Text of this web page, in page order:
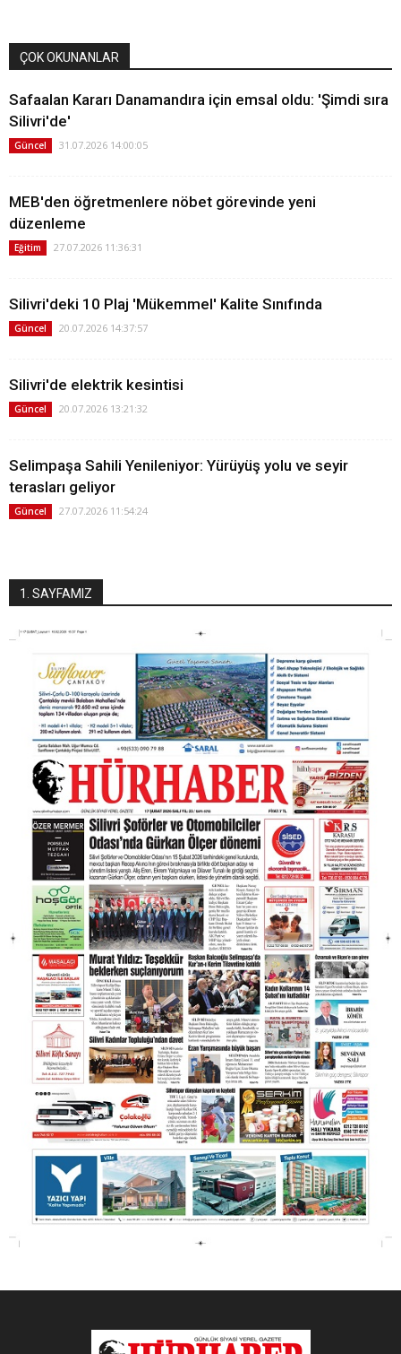
ÇOK OKUNANLAR
Safaalan Kararı Danamandıra için emsal oldu: 'Şimdi sıra
Silivri'de'
Güncel 31.07.2026 14:00:05
MEB'den öğretmenlere nöbet görevinde yeni
düzenleme
Eğitim 27.07.2026 11:36:31
Silivri'deki 10 Plaj 'Mükemmel' Kalite Sınıfında
Güncel 20.07.2026 14:37:57
Silivri'de elektrik kesintisi
Güncel 20.07.2026 13:21:32
Selimpaşa Sahili Yenileniyor: Yürüyüş yolu ve seyir
terasları geliyor
Güncel 27.07.2026 11:54:24
1. SAYFAMIZ